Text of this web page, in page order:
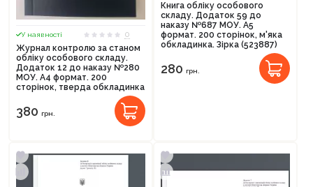
У наявності
0
Журнал контролю за станом
обліку особового складу.
Додаток 12 до наказу №280
МОУ. А4 формат. 200
сторінок, тверда обкладинка
380 грн.
Книга обліку особового
складу. Додаток 59 до
наказу №687 МОУ. А5
формат. 200 сторінок, м'яка
обкладинка. Зірка (523887)
280 грн.